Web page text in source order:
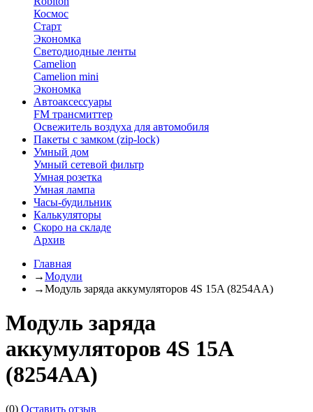
Космос
Старт
Экономка
Светодиодные ленты
Camelion
Camelion mini
Экономка
Автоаксессуары
FM трансмиттер
Освежитель воздуха для автомобиля
Пакеты с замком (zip-lock)
Умный дом
Умный сетевой фильтр
Умная розетка
Умная лампа
Часы-будильник
Калькуляторы
Скоро на складе
Архив
Главная
→Модули
→Модуль заряда аккумуляторов 4S 15A (8254AA)
Модуль заряда
аккумуляторов 4S 15A
(8254AA)
(0) Оставить отзыв